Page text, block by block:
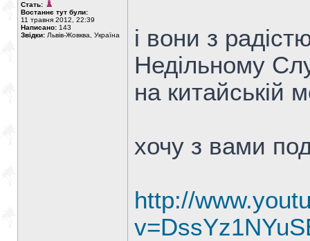
Стать:
Востаннє тут були:
11 травня 2012, 22:39
Написано: 143
Звідки: Львів-Жовква, Україна
і вони з
Недільному
на китайській
хочу з вами
http://